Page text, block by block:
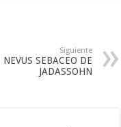
Siguiente
NEVUS SEBACEO DE
JADASSOHN